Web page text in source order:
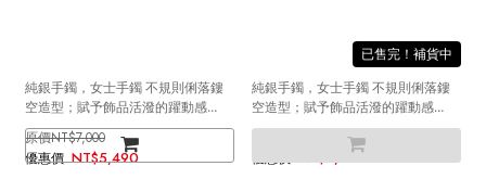
純銀手鐲，女士手鐲 不規則俐落鏤
空造型；賦予飾品活潑的躍動感
（0614金色）
NT$7,000
NT$5,490
售完
純銀手鐲，女士手鐲 不規則俐落鏤
空造型；賦予飾品活潑的躍動感
（0614銀色）
NT$5,490